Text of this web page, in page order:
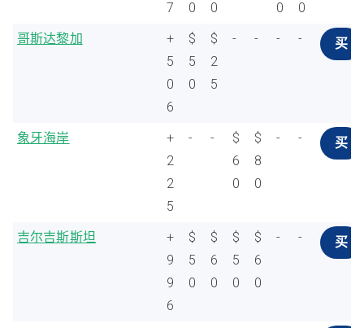
7
0
0
0
0
哥斯达黎加
+
5
0
6
$
5
0
$
2
5
- - - - 买
象牙海岸
+
2
2
5
- -
$
6
0
$
8
0
- - 买
吉尔吉斯斯坦
+
9
9
6
$
5
0
$
6
0
$
5
0
$
6
0
- - 买